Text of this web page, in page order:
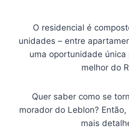
O residencial é
unidades – entre
uma oportunidade única
melhor do
Quer saber como se
morador do Leblon?
mais